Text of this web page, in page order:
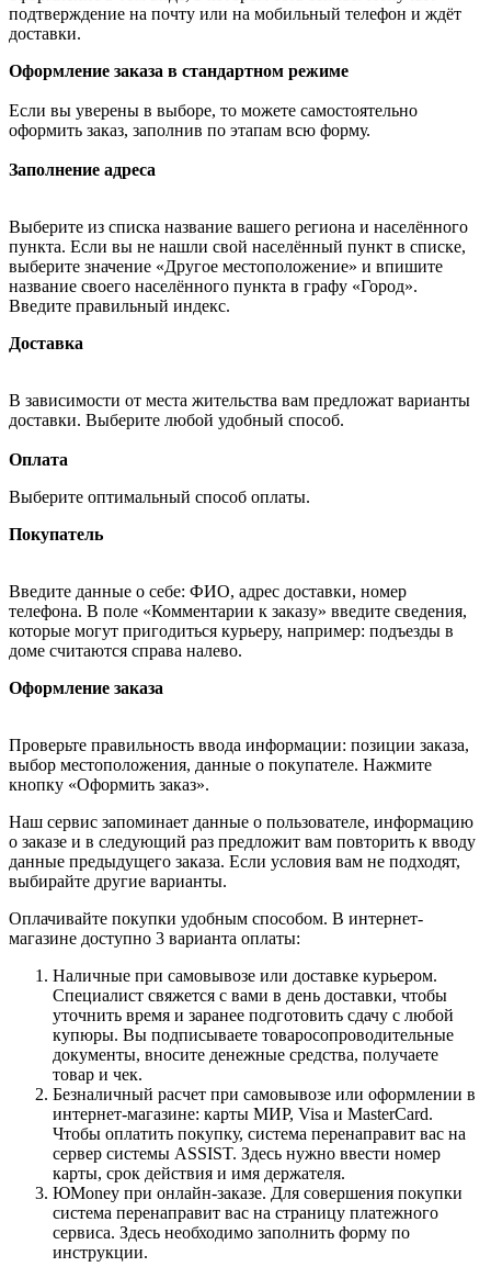
подтверждение на почту или на мобильный телефон и ждёт
доставки.
Оформление заказа в стандартном режиме
Если вы уверены в выборе, то можете самостоятельно
оформить заказ, заполнив по этапам всю форму.
Заполнение адреса
Выберите из списка название вашего региона и населённого
пункта. Если вы не нашли свой населённый пункт в списке,
выберите значение «Другое местоположение» и впишите
название своего населённого пункта в графу «Город».
Введите правильный индекс.
Доставка
В зависимости от места жительства вам предложат варианты
доставки. Выберите любой удобный способ.
Оплата
Выберите оптимальный способ оплаты.
Покупатель
Введите данные о себе: ФИО, адрес доставки, номер
телефона. В поле «Комментарии к заказу» введите сведения,
которые могут пригодиться курьеру, например: подъезды в
доме считаются справа налево.
Оформление заказа
Проверьте правильность ввода информации: позиции заказа,
выбор местоположения, данные о покупателе. Нажмите
кнопку «Оформить заказ».
Наш сервис запоминает данные о пользователе, информацию
о заказе и в следующий раз предложит вам повторить к вводу
данные предыдущего заказа. Если условия вам не подходят,
выбирайте другие варианты.
Оплачивайте покупки удобным способом. В интернет-
магазине доступно 3 варианта оплаты:
Наличные при самовывозе или доставке курьером.
Специалист свяжется с вами в день доставки, чтобы
уточнить время и заранее подготовить сдачу с любой
купюры. Вы подписываете товаросопроводительные
документы, вносите денежные средства, получаете
товар и чек.
Безналичный расчет при самовывозе или оформлении в
интернет-магазине: карты МИР, Visa и MasterCard.
Чтобы оплатить покупку, система перенаправит вас на
сервер системы ASSIST. Здесь нужно ввести номер
карты, срок действия и имя держателя.
ЮMoney при онлайн-заказе. Для совершения покупки
система перенаправит вас на страницу платежного
сервиса. Здесь необходимо заполнить форму по
инструкции.